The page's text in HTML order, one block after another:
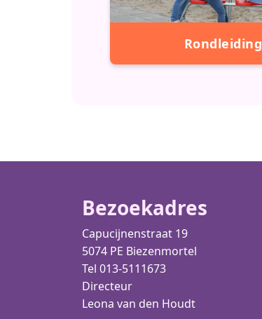
Rondleiding
Bezoekadres
Capucijnenstraat 19
5074 PE Biezenmortel
Tel 013-5111673
Directeur
Leona van den Houdt